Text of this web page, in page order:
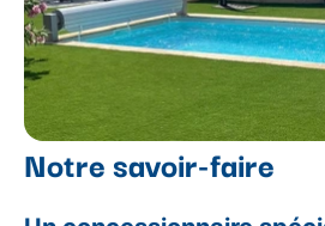
Notre savoir-faire